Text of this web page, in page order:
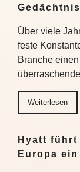
Über viele
feste
Branche
Weiterlesen
Hyatt führt
Europa ein